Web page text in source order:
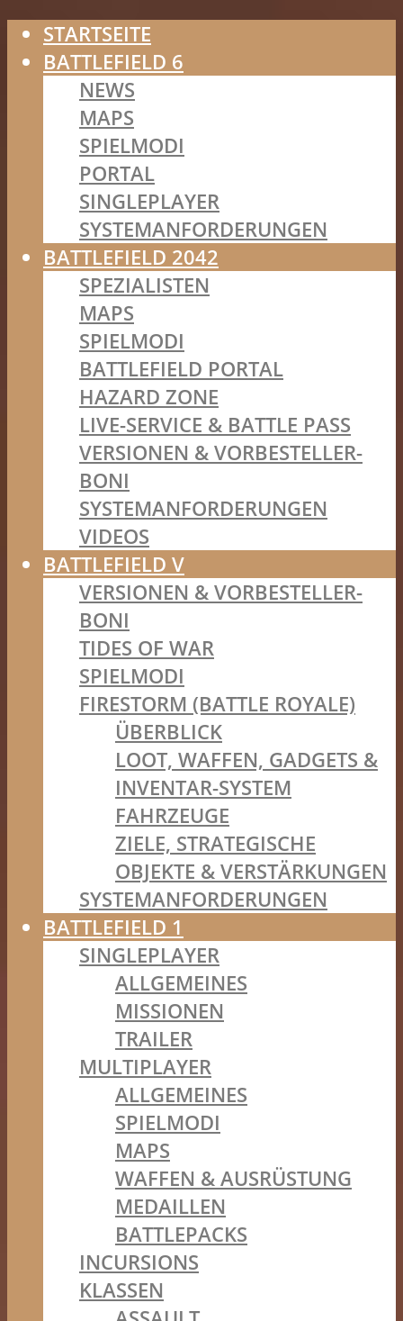
STARTSEITE
BATTLEFIELD 6
NEWS
MAPS
SPIELMODI
PORTAL
SINGLEPLAYER
SYSTEMANFORDERUNGEN
BATTLEFIELD 2042
SPEZIALISTEN
MAPS
SPIELMODI
BATTLEFIELD PORTAL
HAZARD ZONE
LIVE-SERVICE & BATTLE PASS
VERSIONEN & VORBESTELLER-
BONI
SYSTEMANFORDERUNGEN
VIDEOS
BATTLEFIELD V
VERSIONEN & VORBESTELLER-
BONI
TIDES OF WAR
SPIELMODI
FIRESTORM (BATTLE ROYALE)
ÜBERBLICK
LOOT, WAFFEN, GADGETS &
INVENTAR-SYSTEM
FAHRZEUGE
ZIELE, STRATEGISCHE
OBJEKTE & VERSTÄRKUNGEN
SYSTEMANFORDERUNGEN
BATTLEFIELD 1
SINGLEPLAYER
ALLGEMEINES
MISSIONEN
TRAILER
MULTIPLAYER
ALLGEMEINES
SPIELMODI
MAPS
WAFFEN & AUSRÜSTUNG
MEDAILLEN
BATTLEPACKS
INCURSIONS
KLASSEN